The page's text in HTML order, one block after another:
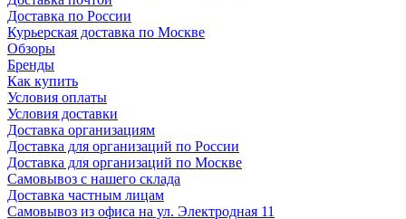
Доставка по России
Курьерская доставка по Москве
Обзоры
Бренды
Как купить
Условия оплаты
Условия доставки
Доставка организациям
Доставка для организаций по России
Доставка для организаций по Москве
Самовывоз с нашего склада
Доставка частным лицам
Самовывоз из офиса на ул. Электродная 11